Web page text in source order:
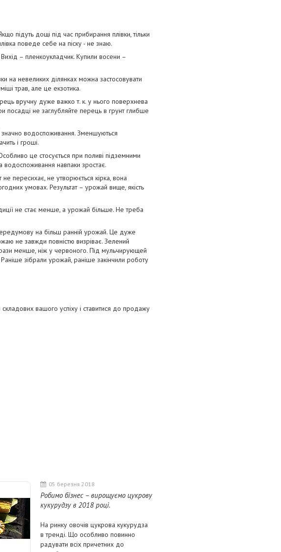
підуть дощі під час прибирання плівки, тільки
поведе себе на піску - не знаю.
– пленкоукладчик. Купили восени –
на невеликих ділянках можна застосовувати
трав, але це екзотика.
вручну дуже важко т. к. у нього поверхнева
посадці не заглубляйте перець в грунт глибше
значно водоспоживання. Зменшуються
і гроші.
це стосується при поливі підземними
водоспоживання навпаки зростає.
пересихає, не утворюється кірка, вона
умовах. Результат – урожай вище, якість
не стає менше, а урожай більше. Не треба
на більш ранній урожай. Це дуже
не завжди повністю визріває. Зелений
менше, ніж у червоного. Під мульчирующей
зібрали урожай, раніше закінчили роботу
складових вашого успіху і ставитися до продажу
05 березня 2018
Робимо бізнес – вирощуємо цукрову
кукурудзу в 2018 році.
На ринку овочів цукрова кукурудза
в тренді. Що особливо повинно
радувати всіх причетних до